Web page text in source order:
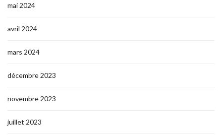
mai 2024
avril 2024
mars 2024
décembre 2023
novembre 2023
juillet 2023